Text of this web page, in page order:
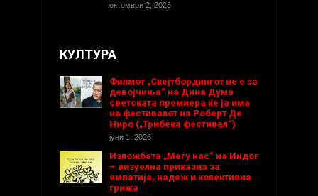
октомври 2, 2025
КУЛТУРА
Филмот „Скејтбордингот не е за
девојчиња“ на Дина Дума
светската премиера ќе ја има
на фестивалот на Роберт Де
Ниро („Трибека фестивал“)
јуни 1, 2026
Изложбата „Меѓу нас“ на Индог
– визуелна приказна за
емпатија, надеж и колективна
грижа